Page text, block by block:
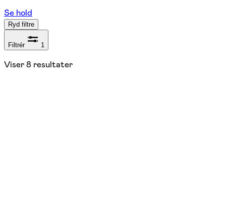
Se hold
Ryd filtre
Filtrér 1
Viser8 resultater